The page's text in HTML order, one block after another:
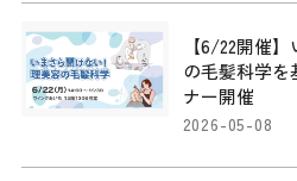
【6/22開催
の毛髪科学を
ナー開催
2026-05-08